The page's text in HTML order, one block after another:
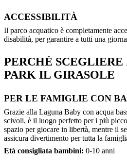
ACCESSIBILITÀ
Il parco acquatico è completamente
disabilità, per garantire a tutti una
PERCHÉ SCEGLIERE
PARK IL GIRASOLE
PER LE FAMIGLIE CON
Grazie alla Laguna Baby con acqua
scivoli, è il luogo perfetto per i più
spazio per giocare in libertà, mentre il
assicura divertimento per tutta la
Età consigliata bambini: 0-10 anni